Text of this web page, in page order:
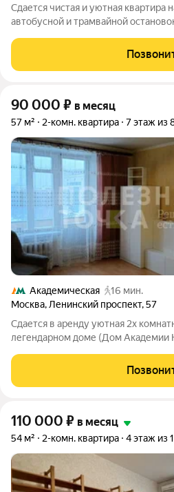
Сдается чистая и уютная квартира
автобусной и трамвайной
+коммуналка. Комиссия 70%..торг.
90 000 ₽ в месяц
57 м² 2-комн. квартира 7 этаж из
Академическая
16 мин.
Москва, Ленинский проспект,57
Сдается в аренду уютная 2х
легендарном доме (Дом Академии
классическую московскую
премиальную локацию,
110 000 ₽ в месяц
54 м² 2-комн. квартира 4 этаж из